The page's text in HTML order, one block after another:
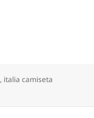
, italia camiseta